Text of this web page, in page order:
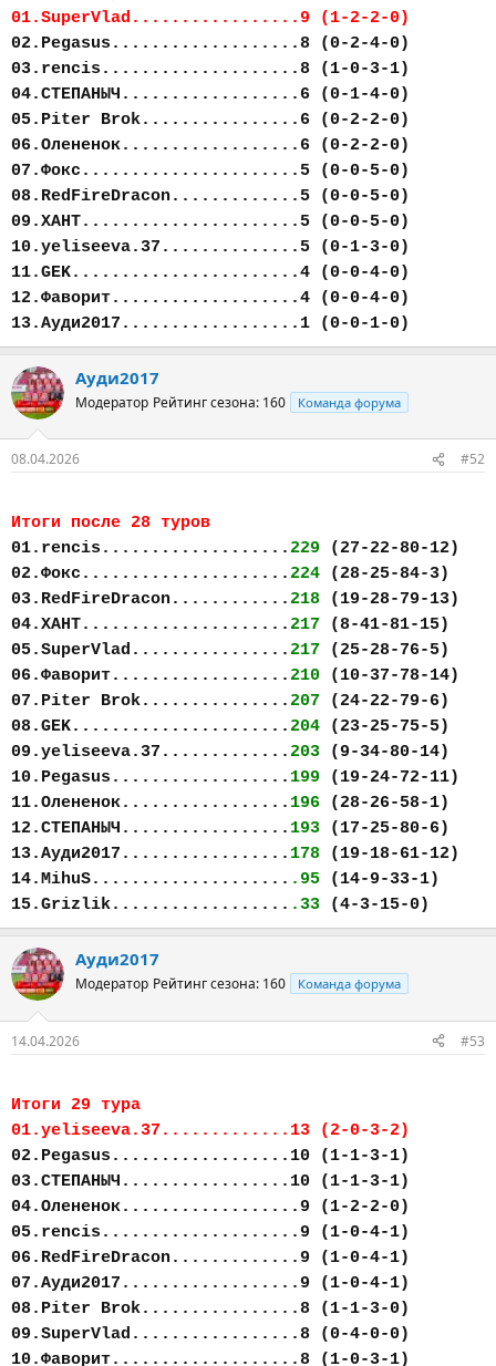
01.SuperVlad.................9 (1-2-2-0)
02.Pegasus...................8 (0-2-4-0)
03.rencis....................8 (1-0-3-1)
04.СТЕПАНЫЧ..................6 (0-1-4-0)
05.Piter Brok................6 (0-2-2-0)
06.Олененок..................6 (0-2-2-0)
07.Фокс......................5 (0-0-5-0)
08.RedFireDracon.............5 (0-0-5-0)
09.ХАНТ......................5 (0-0-5-0)
10.yeliseeva.37..............5 (0-1-3-0)
11.GEK.......................4 (0-0-4-0)
12.Фаворит...................4 (0-0-4-0)
13.Ауди2017..................1 (0-0-1-0)
Ауди2017
Модератор Рейтинг сезона: 160 Команда форума
08.04.2026 #52
Итоги после 28 туров
01.rencis...................229 (27-22-80-12)
02.Фокс.....................224 (28-25-84-3)
03.RedFireDracon............218 (19-28-79-13)
04.ХАНТ.....................217 (8-41-81-15)
05.SuperVlad................217 (25-28-76-5)
06.Фаворит..................210 (10-37-78-14)
07.Piter Brok...............207 (24-22-79-6)
08.GEK......................204 (23-25-75-5)
09.yeliseeva.37.............203 (9-34-80-14)
10.Pegasus.................. 199 (19-24-72-11)
11.Олененок................. 196 (28-26-58-1)
12.СТЕПАНЫЧ................. 193 (17-25-80-6)
13.Ауди2017................. 178 (19-18-61-12)
14.MihuS.................... .95 (14-9-33-1)
15.Grizlik.................. .33 (4-3-15-0)
Ауди2017
Модератор Рейтинг сезона: 160 Команда форума
14.04.2026 #53
Итоги 29 тура
01.yeliseeva.37.............13 (2-0-3-2)
02.Pegasus..................10 (1-1-3-1)
03.СТЕПАНЫЧ.................10 (1-1-3-1)
04.Олененок..................9 (1-2-2-0)
05.rencis....................9 (1-0-4-1)
06.RedFireDracon.............9 (1-0-4-1)
07.Ауди2017..................9 (1-0-4-1)
08.Piter Brok................8 (1-1-3-0)
09.SuperVlad.................8 (0-4-0-0)
10.Фаворит...................8 (1-0-3-1)